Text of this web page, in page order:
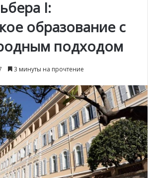
I:
образование с
подходом
3 минуты на прочтение